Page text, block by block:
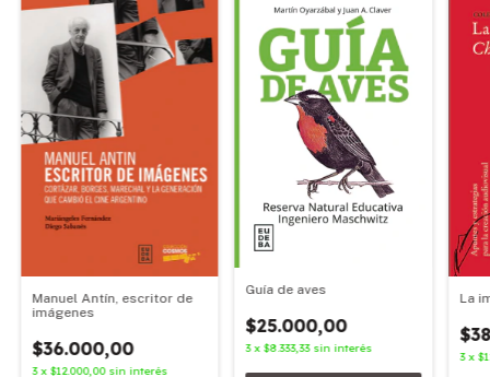
Manuel Antín, escritor de
imágenes
$36.000,00
3 x $12.000,00 sin interés
Guía de aves
$25.000,00
3 x$8.333,33 sin interés
La
3 x